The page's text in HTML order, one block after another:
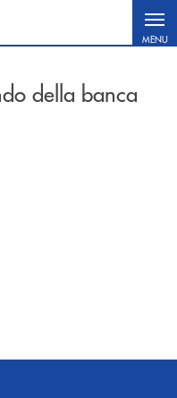
MENU
della banca